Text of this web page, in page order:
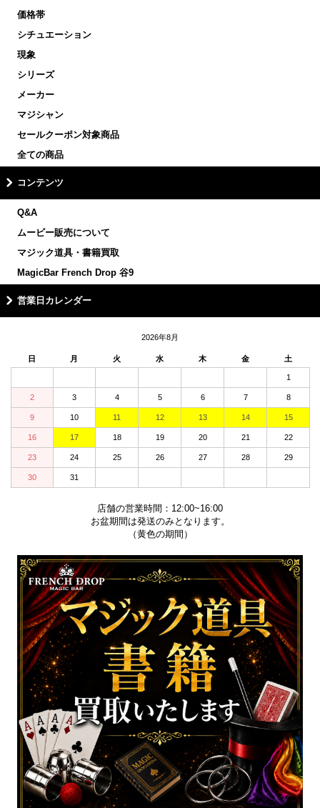
価格帯
シチュエーション
現象
シリーズ
メーカー
マジシャン
セールクーポン対象商品
全ての商品
コンテンツ
Q&A
ムービー販売について
マジック道具・書籍買取
MagicBar French Drop 谷9
営業日カレンダー
2026年8月
日 月 火 水 木 金 土
1
2 3 4 5 6 7 8
9 10 11 12 13 14 15
16 17 18 19 20 21 22
23 24 25 26 27 28 29
30 31
店舗の営業時間：12:00~16:00
お盆期間は発送のみとなります。
（黄色の期間）